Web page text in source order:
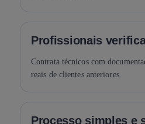
Profissionais
Contrata técnicos com
reais de clientes anteriores.
Processo simples e